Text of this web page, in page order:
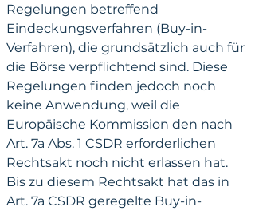
Regelungen betreffend
Eindeckungsverfahren (Buy-in-
Verfahren), die grundsätzlich auch für
die Börse verpflichtend sind. Diese
Regelungen finden jedoch noch
keine Anwendung, weil die
Europäische Kommission den nach
Art. 7a Abs. 1 CSDR erforderlichen
Rechtsakt noch nicht erlassen hat.
Bis zu diesem Rechtsakt hat das in
Art. 7a CSDR geregelte Buy-in-